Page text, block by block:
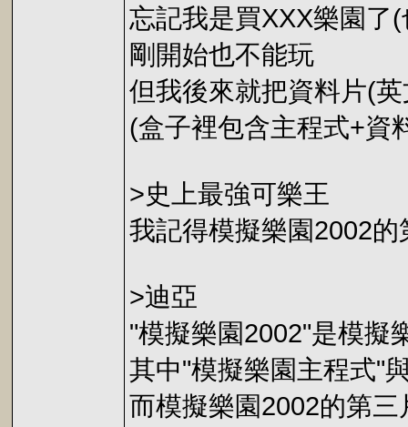
忘記我是買XXX樂園了
剛開始也不能玩
但我後來就把資料片(
(盒子裡包含主程式+資
>史上最強可樂王
我記得模擬樂園2002
>迪亞
"模擬樂園2002"是模擬
其中"模擬樂園主程式"
而模擬樂園2002的第